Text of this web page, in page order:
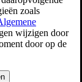
€ 399